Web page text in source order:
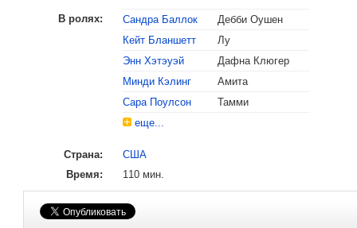
В ролях: Сандра Баллок
Дебби Оушен
Кейт Бланшетт
Лу
Энн Хэтэуэй
Дафна Клюгер
Минди Кэлинг
Амита
Сара Поулсон
Тамми
еще...
Страна:
США
Время:
110 мин.